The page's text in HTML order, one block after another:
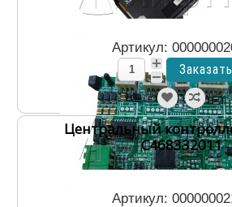
Артикул:
Центральный
С468332011
Артикул: